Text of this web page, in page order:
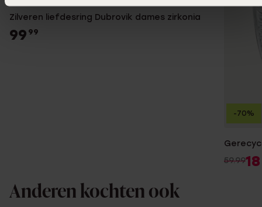
Zilveren liefdesring Dubrovik dames zirkonia
99 99
59.9918
-70%
Anderen kochten ook